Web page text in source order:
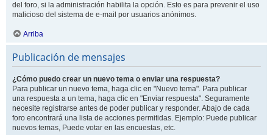
del foro, si la administración habilita la opción. Esto es para prevenir el uso
malicioso del sistema de e-mail por usuarios anónimos.
Arriba
Publicación de mensajes
¿Cómo puedo crear un nuevo tema o enviar una respuesta?
Para publicar un nuevo tema, haga clic en "Nuevo tema". Para publicar
una respuesta a un tema, haga clic en "Enviar respuesta". Seguramente
necesite registrarse antes de poder publicar y responder. Abajo de cada
foro encontrará una lista de acciones permitidas. Ejemplo: Puede publicar
nuevos temas, Puede votar en las encuestas, etc.